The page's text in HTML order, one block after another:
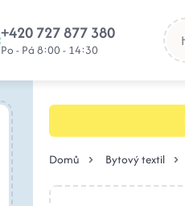
+420 727 877 380
Po - Pá 8:00 - 14:30
Domů Bytový textil